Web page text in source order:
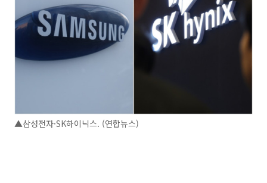
▲삼성전자·SK하이닉스. (연합뉴스)